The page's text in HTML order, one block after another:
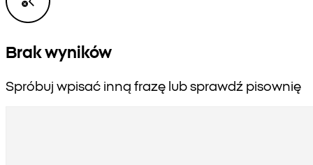
Brak wyników
Spróbuj wpisać inną frazę lub sprawdź pisownię